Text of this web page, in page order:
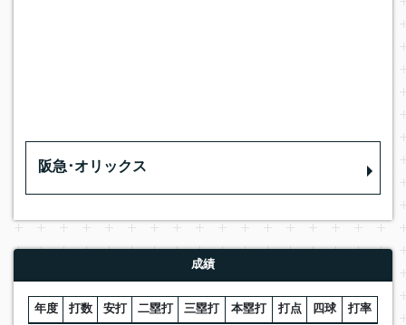
阪急･オリックス
成績
年度 打数 安打 二塁打 三塁打 本塁打 打点 四球 打率